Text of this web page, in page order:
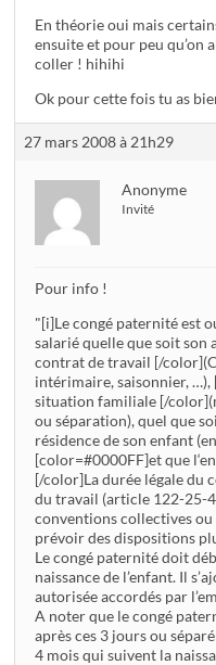
En théorie oui mais
ensuite et pour peu qu’on
coller ! hihihi
Ok pour cette fois tu as
27 mars 2008 à 21h29
Anonyme
Invité
Pour info !
"[i]Le congé paternité est
salarié quelle que soit son
contrat de travail [/
intérimaire, saisonnier,
situation familiale [/
ou séparation), quel que
résidence de son enfant
[color=#0000FF]et que
[/color]La durée légale du
du travail (article 122-25-
conventions collectives
prévoir des dispositions
Le congé paternité doit
naissance de l’enfant. Il
autorisée accordés par
A noter que le congé
après ces 3 jours ou
4 mois qui suivent la